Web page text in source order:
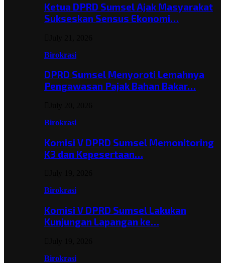
Ketua DPRD Sumsel Ajak Masyarakat
Sukseskan Sensus Ekonomi…
Birokrasi
DPRD Sumsel Menyoroti Lemahnya
Pengawasan Pajak Bahan Bakar…
Birokrasi
Komisi V DPRD Sumsel Memonitoring
K3 dan Kepesertaan…
Birokrasi
Komisi V DPRD Sumsel Lakukan
Kunjungan Lapangan ke…
Birokrasi